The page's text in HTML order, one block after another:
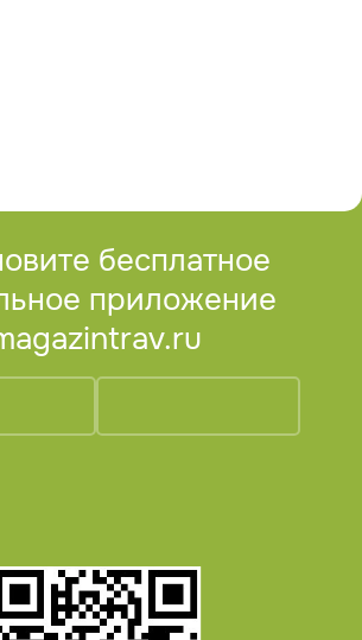
бесплатное
приложение